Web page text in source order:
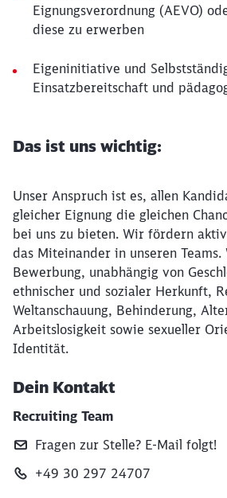
Eignungsverordnung (AEVO)
diese zu erwerben
Eigeninitiative und
Einsatzbereitschaft und
Das ist uns wichtig:
Unser Anspruch ist es, allen
gleicher Eignung die gleichen
bei uns zu bieten. Wir fördern
das Miteinander in unseren
Bewerbung, unabhängig von
ethnischer und sozialer Herkunft,
Weltanschauung, Behinderung,
Arbeitslosigkeit sowie sexueller
Identität.
Dein Kontakt
Recruiting Team
Fragen zur Stelle? E‑Mail folgt!
+49 30 297 24707